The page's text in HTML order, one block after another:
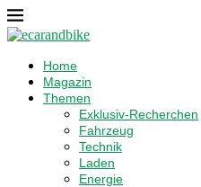
Home
Magazin
Themen
Exklusiv-Recherchen
Fahrzeug
Technik
Laden
Energie